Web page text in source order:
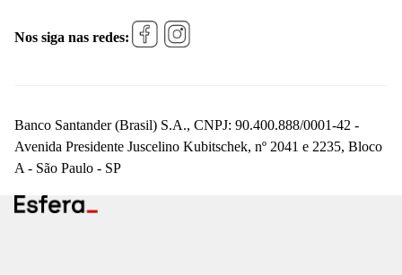
Nos siga nas redes:
Banco Santander (Brasil) S.A., CNPJ: 90.400.888/0001-42 -
Avenida Presidente Juscelino Kubitschek, nº 2041 e 2235, Bloco
A - São Paulo - SP